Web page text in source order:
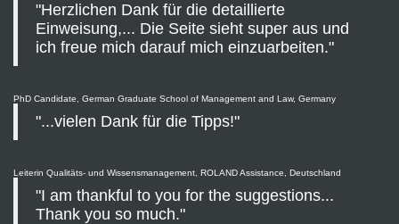
"Herzlichen Dank für die detaillierte
Einweisung,... Die Seite sieht super aus und
ich freue mich darauf mich einzuarbeiten."
PhD Candidate, German Graduate School of Management and Law, Germany
"...vielen Dank für die Tipps!"
Leiterin Qualitäts- und Wissensmanagement, ROLAND Assistance, Deutschland
"I am thankful to you for the suggestions...
Thank you so much."